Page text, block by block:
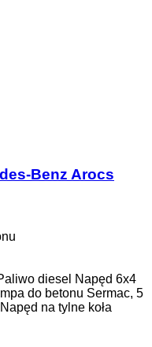
Benz Arocs
diesel Napęd 6x4
do betonu Sermac, 5
Napęd na tylne koła